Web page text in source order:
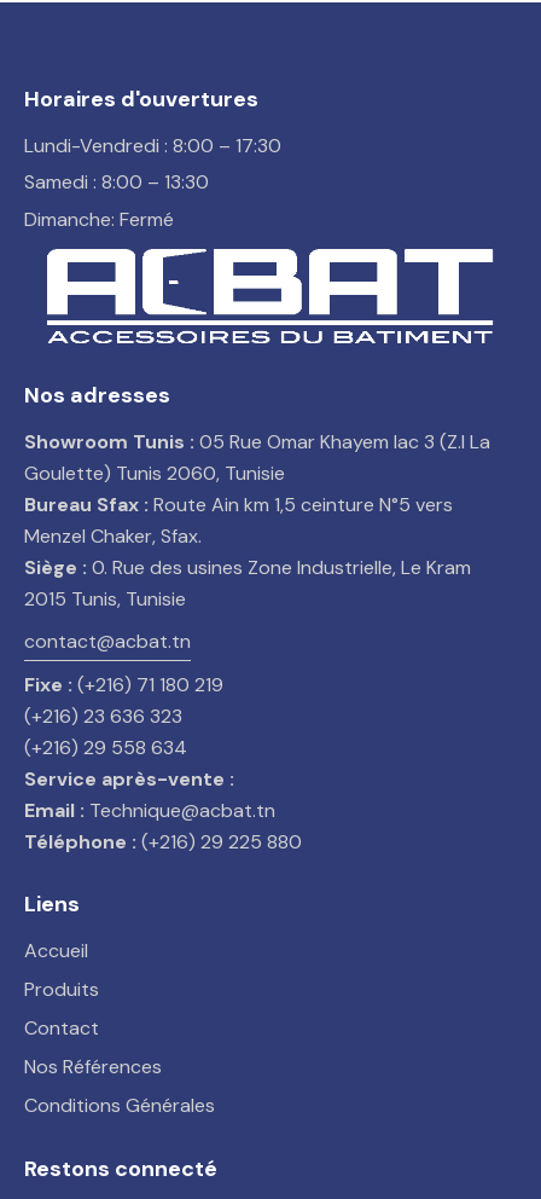
e:
Horaires d'ouvertures
Lundi-Vendredi : 8:00 – 17:30
Samedi : 8:00 – 13:30
Dimanche: Fermé
Nos adresses
Showroom Tunis : 05 Rue Omar Khayem lac 3 (Z.I La
Goulette) Tunis 2060, Tunisie
Bureau Sfax : Route Ain km 1,5 ceinture N°5 vers
Menzel Chaker, Sfax.
Siège : 0. Rue des usines Zone Industrielle, Le Kram
2015 Tunis, Tunisie
contact@acbat.tn
Fixe : (+216) 71 180 219
(+216) 23 636 323
(+216) 29 558 634
Service après-vente :
Email : Technique@acbat.tn
Téléphone : (+216) 29 225 880
Liens
Accueil
Produits
Contact
Nos Références
Conditions Générales
Restons connecté